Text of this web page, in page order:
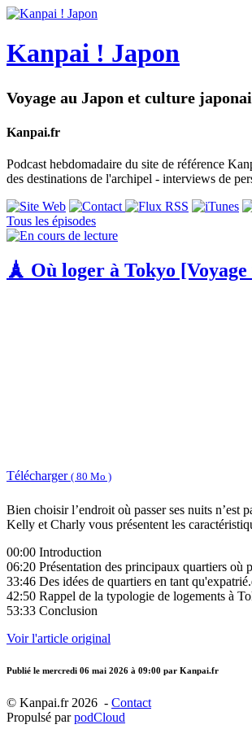
Kanpai ! Japon
Voyage au Japon et culture
Kanpai.fr
Podcast hebdomadaire du site de référence
des destinations de l'archipel - interviews de
Tous les épisodes
🗼 Où loger à Tokyo [Voyage
Télécharger ( 80 Mo )
Bien choisir l’endroit où passer ses nuits n’est
Kelly et Charly vous présentent les
00:00 Introduction
06:20 Présentation des principaux quartiers où
33:46 Des idées de quartiers en tant
42:50 Rappel de la typologie de logements à
53:33 Conclusion
Voir l'article original
Publié le mercredi 06 mai 2026 à 09:00 par Kanpai.fr
© Kanpai.fr 2026 - Contact
Propulsé parpodCloud